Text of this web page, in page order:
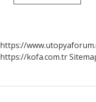
Ne
https://
https://kofa.com.tr